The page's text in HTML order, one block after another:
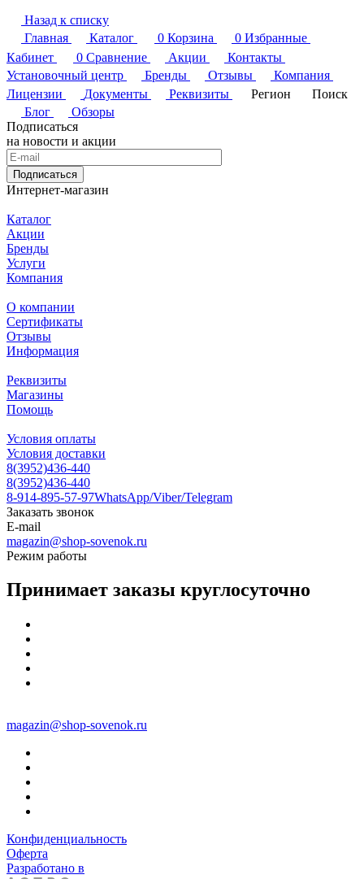
Назад к списку
Главная
Каталог 0 Корзина 0 Избранные
Кабинет
0 Сравнение Акции
Контакты
Установочный центр
Бренды Отзывы
Компания
Лицензии
Документы Реквизиты Регион
Поиск
Блог
Обзоры
Подписаться
на новости и акции
Подписаться
Интернет-магазин
Каталог
Акции
Бренды
Услуги
Компания
О компании
Сертификаты
Отзывы
Информация
Реквизиты
Магазины
Помощь
Условия оплаты
Условия доставки
8(3952)436-440
8(3952)436-440
8-914-895-57-97WhatsApp/Viber/Telegram
Заказать звонок
E-mail
magazin@shop-sovenok.ru
Режим работы
Принимает заказы круглосуточно
magazin@shop-sovenok.ru
Конфиденциальность
Оферта
Разработано в